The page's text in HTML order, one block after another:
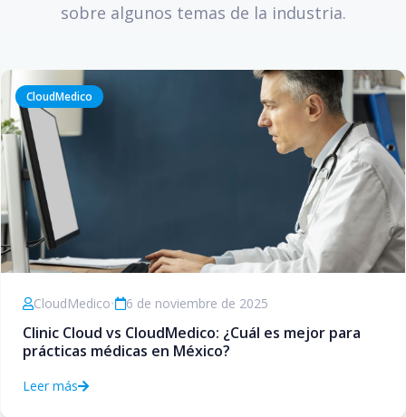
sobre algunos temas de la industria.
CloudMedico
CloudMedico• 6 de noviembre de 2025
Clinic Cloud vs CloudMedico: ¿Cuál es mejor para
prácticas médicas en México?
Leer más